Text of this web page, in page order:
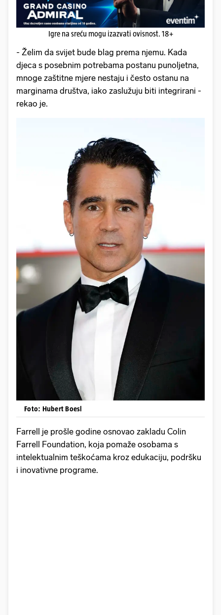
Igre na sreću mogu izazvati ovisnost. 18+
- Želim da svijet bude blag prema njemu. Kada
djeca s posebnim potrebama postanu punoljetna,
mnoge zaštitne mjere nestaju i često ostanu na
marginama društva, iako zaslužuju biti integrirani -
rekao je.
Foto: Hubert Boesl
Farrell je prošle godine osnovao zakladu Colin
Farrell Foundation, koja pomaže osobama s
intelektualnim teškoćama kroz edukaciju, podršku
i inovativne programe.